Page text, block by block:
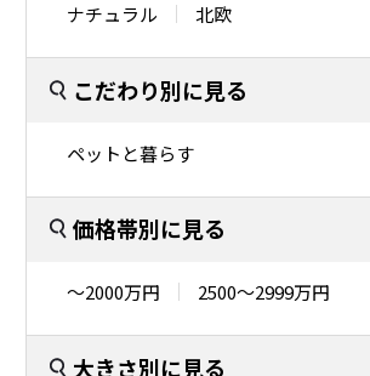
ナチュラル 北欧
こだわり別に見る
ペットと暮らす
価格帯別に見る
〜2000万円 2500〜2999万円
大きさ別に見る